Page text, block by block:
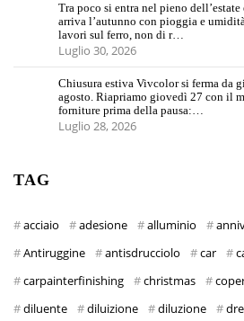
Tra poco si entra nel pieno dell’estate
arriva l’autunno con pioggia e
lavori sul ferro, non di r…
Luglio 30, 2026
Chiusura estiva Vivcolor si ferma da
agosto. Riapriamo giovedì 27 con il
forniture prima della pausa:…
Luglio 28, 2026
TAG
acciaio adesione alluminio
Antiruggine
antisdrucciolo car
carpainterfinishing
christmas
diluente
diluizione diluzione